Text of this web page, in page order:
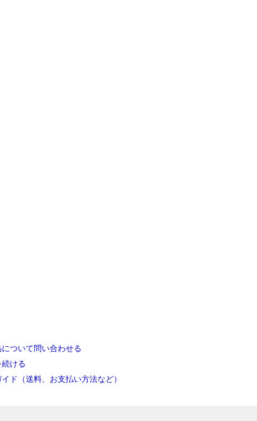
について問い合わせる
ける
ド（送料、お支払い方法など）